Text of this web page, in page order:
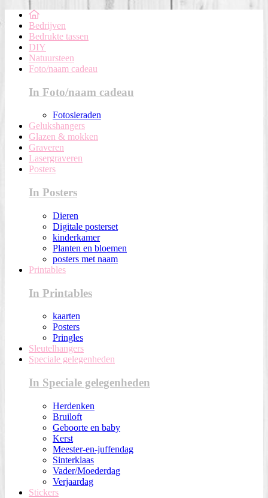
Bedrijven
Bedrukte tassen
DIY
Natuursteen
Foto/naam cadeau
In Foto/naam cadeau
Fotosieraden
Gelukshangers
Glazen & mokken
Graveren
Lasergraveren
Posters
In Posters
Dieren
Digitale posterset
kinderkamer
Planten en bloemen
posters met naam
Printables
In Printables
kaarten
Posters
Pringles
Sleutelhangers
Speciale gelegenheden
In Speciale gelegenheden
Herdenken
Bruiloft
Geboorte en baby
Kerst
Meester-en-juffendag
Sinterklaas
Vader/Moederdag
Verjaardag
Stickers